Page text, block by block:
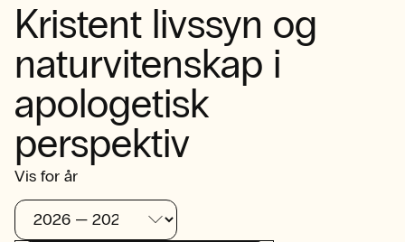
Kristent livssyn og
naturvitenskap i
apologetisk
perspektiv
Vis for år